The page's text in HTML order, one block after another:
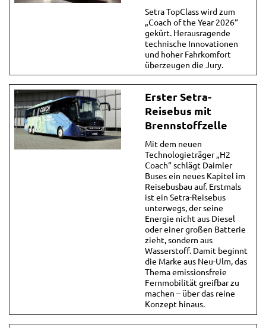
Setra TopClass wird zum
„Coach of the Year 2026“
gekürt. Herausragende
technische Innovationen
und hoher Fahrkomfort
überzeugen die Jury.
Erster Setra-
Reisebus mit
Brennstoffzelle
Mit dem neuen
Technologieträger „H2
Coach“ schlägt Daimler
Buses ein neues Kapitel im
Reisebusbau auf. Erstmals
ist ein Setra-Reisebus
unterwegs, der seine
Energie nicht aus Diesel
oder einer großen Batterie
zieht, sondern aus
Wasserstoff. Damit beginnt
die Marke aus Neu-Ulm, das
Thema emissionsfreie
Fernmobilität greifbar zu
machen – über das reine
Konzept hinaus.